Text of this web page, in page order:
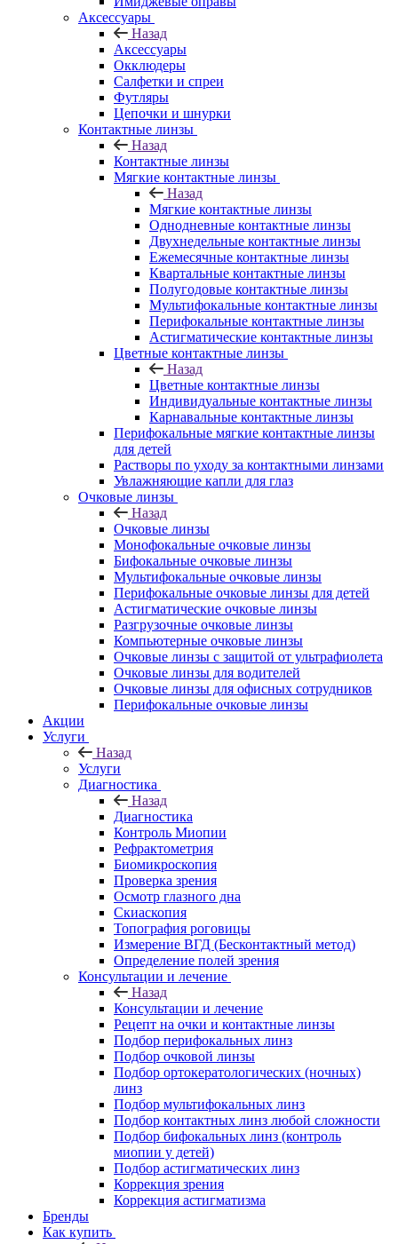
Аксессуары
Назад
Аксессуары
Окклюдеры
Салфетки и спреи
Футляры
Цепочки и шнурки
Контактные линзы
Назад
Контактные линзы
Мягкие контактные линзы
Назад
Мягкие контактные линзы
Однодневные контактные линзы
Двухнедельные контактные линзы
Ежемесячные контактные линзы
Квартальные контактные линзы
Полугодовые контактные линзы
Мультифокальные контактные линзы
Перифокальные контактные линзы
Астигматические контактные линзы
Цветные контактные линзы
Назад
Цветные контактные линзы
Индивидуальные контактные линзы
Карнавальные контактные линзы
Перифокальные мягкие контактные линзы
для детей
Растворы по уходу за контактными линзами
Увлажняющие капли для глаз
Очковые линзы
Назад
Очковые линзы
Монофокальные очковые линзы
Бифокальные очковые линзы
Мультифокальные очковые линзы
Перифокальные очковые линзы для детей
Астигматические очковые линзы
Разгрузочные очковые линзы
Компьютерные очковые линзы
Очковые линзы с защитой от ультрафиолета
Очковые линзы для водителей
Очковые линзы для офисных сотрудников
Перифокальные очковые линзы
Акции
Услуги
Назад
Услуги
Диагностика
Назад
Диагностика
Контроль Миопии
Рефрактометрия
Биомикроскопия
Проверка зрения
Осмотр глазного дна
Скиаскопия
Топография роговицы
Измерение ВГД (Бесконтактный метод)
Определение полей зрения
Консультации и лечение
Назад
Консультации и лечение
Рецепт на очки и контактные линзы
Подбор перифокальных линз
Подбор очковой линзы
Подбор ортокератологических (ночных)
линз
Подбор мультифокальных линз
Подбор контактных линз любой сложности
Подбор бифокальных линз (контроль
миопии у детей)
Подбор астигматических линз
Коррекция зрения
Коррекция астигматизма
Бренды
Как купить